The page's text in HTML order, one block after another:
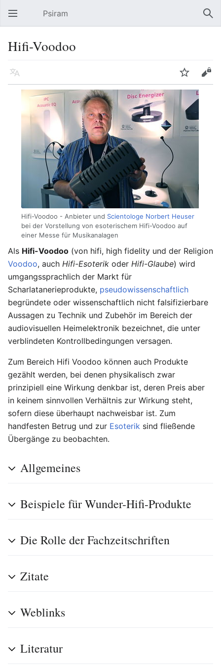
Hauptmenü öffnen Psiram
Hifi-Voodoo
Sprache Beobachten Bearbeiten
Hifi-Voodoo - Anbieter und Scientologe Norbert Heuser
bei der Vorstellung von esoterischem Hifi-Voodoo auf
einer Messe für Musikanalagen
Als Hifi-Voodoo (von hifi, high fidelity und der Religion
Voodoo, auch Hifi-Esoterik oder Hifi-Glaube) wird
umgangssprachlich der Markt für
Scharlatanerieprodukte, pseudowissenschaftlich
begründete oder wissenschaftlich nicht falsifizierbare
Aussagen zu Technik und Zubehör im Bereich der
audiovisuellen Heimelektronik bezeichnet, die unter
verblindeten Kontrollbedingungen versagen.
Zum Bereich Hifi Voodoo können auch Produkte
gezählt werden, bei denen physikalisch zwar
prinzipiell eine Wirkung denkbar ist, deren Preis aber
in keinem sinnvollen Verhältnis zur Wirkung steht,
sofern diese überhaupt nachweisbar ist. Zum
handfesten Betrug und zur Esoterik sind fließende
Übergänge zu beobachten.
Allgemeines
Beispiele für Wunder-Hifi-Produkte
Die Rolle der Fachzeitschriften
Zitate
Weblinks
Literatur